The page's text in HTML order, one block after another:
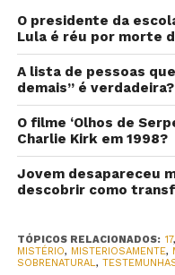
O presidente da
Lula é réu por morte
A lista de pessoas
demais” é verdadeira?
O filme ‘Olhos de
Charlie Kirk em 1998?
Jovem desapareceu
descobrir como
TÓPICOS RELACIONADOS: 17,
MISTÉRIO, MISTERIOSAMENTE,
SOBRENATURAL,